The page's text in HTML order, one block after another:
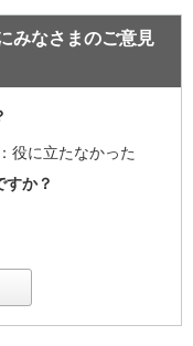
みなさまのご意見
役に立たなかった
すか？